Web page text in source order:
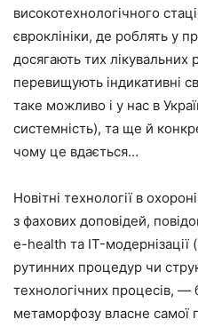
високотехнологічного
євроклініки, де роблять у
досягають тих лікувальних
перевищують індикативні
таке можливо і у нас в
системність), та ще й
чому це вдається…
Новітні технології в
з фахових доповідей,
e-health та IT-модернізації
рутинних процедур чи
технологічних процесів,
метаморфозу власне самої